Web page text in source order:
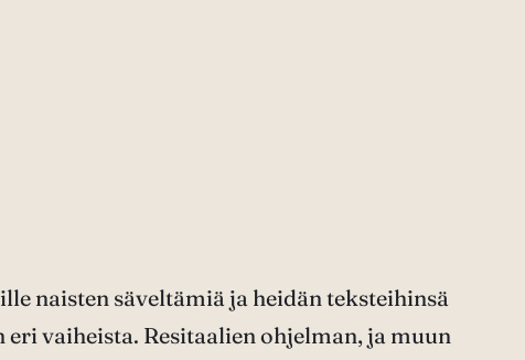
naisten säveltämiä ja heidän teksteihinsä
vaiheista. Resitaalien ohjelman, ja muun